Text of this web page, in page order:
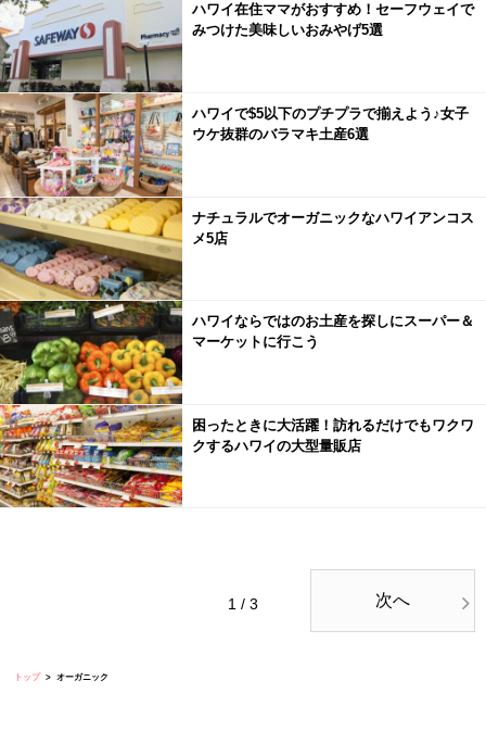
ハワイ在住ママがおすすめ！セーフウェイで
みつけた美味しいおみやげ5選
ハワイで$5以下のプチプラで揃えよう♪女子
ウケ抜群のバラマキ土産6選
ナチュラルでオーガニックなハワイアンコス
メ5店
ハワイならではのお土産を探しにスーパー＆
マーケットに行こう
困ったときに大活躍！訪れるだけでもワクワ
クするハワイの大型量販店
1 / 3 次へ
トップ オーガニック